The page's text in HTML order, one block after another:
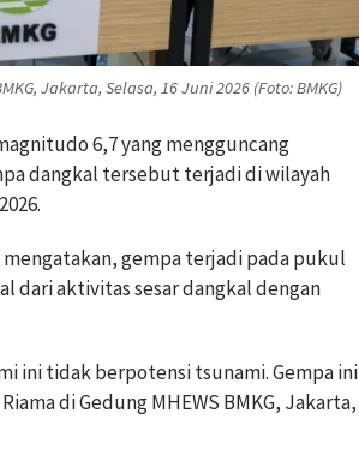
Jakarta, Selasa, 16 Juni 2026 (Foto: BMKG)
6,7 yang mengguncang
dangkal tersebut terjadi di wilayah
mengatakan, gempa terjadi pada pukul
dari aktivitas sesar dangkal dengan
ini tidak berpotensi tsunami. Gempa ini
di Gedung MHEWS BMKG, Jakarta,